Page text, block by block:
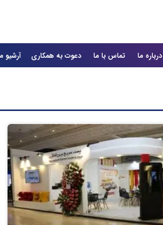
درباره ما تماس با ما دعوت به همکاری آرشیو